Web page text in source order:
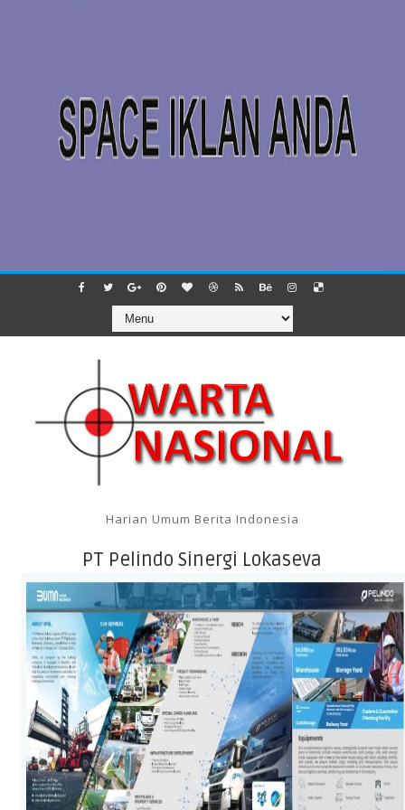
Harian Umum Berita Indonesia
PT Pelindo Sinergi Lokaseva